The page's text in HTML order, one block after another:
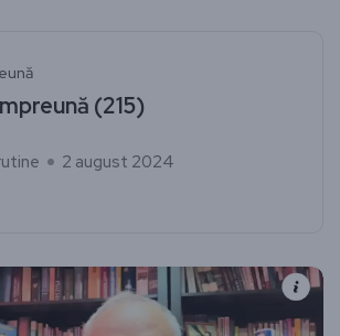
(215)
2 august 2024